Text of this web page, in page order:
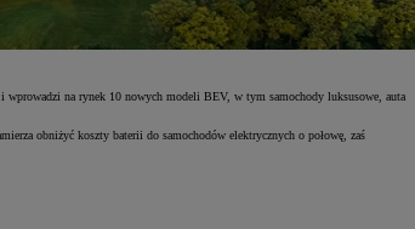
wprowadzi na rynek 10 nowych modeli BEV, w tym samochody luksusowe, auta
obniżyć koszty baterii do samochodów elektrycznych o połowę, zaś